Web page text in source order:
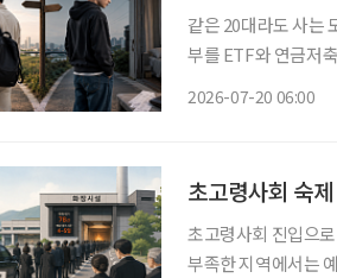
같은 20대라도 사는
부를 ETF와 연금저
2026-07-20 06:00
초고령사회 숙
초고령사회 진입으
부족한 지역에서는